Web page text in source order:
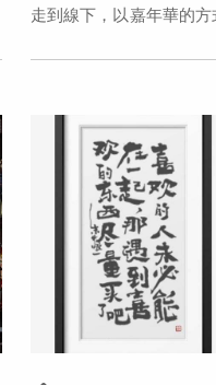
走到線下，以嘉年華的